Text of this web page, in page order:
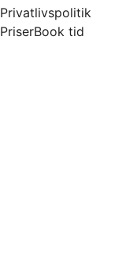
Privatlivspolitik
PriserBook tid